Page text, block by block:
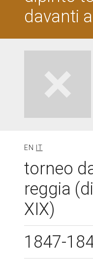
davanti
EN IT
torneo
reggia
XIX)
1847-